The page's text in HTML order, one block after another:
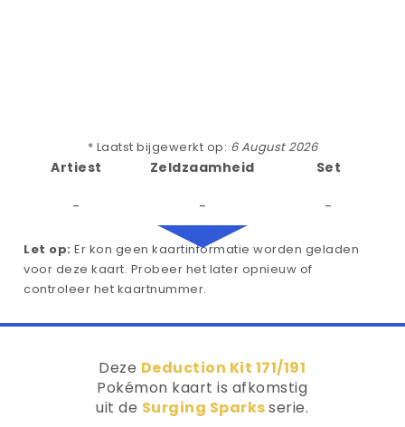
* Laatst bijgewerkt op: 6 August 2026
Artiest
-
Zeldzaamheid
-
Set
-
Let op: Er kon geen kaartinformatie worden geladen
voor deze kaart. Probeer het later opnieuw of
controleer het kaartnummer.
Deze Deduction Kit 171/191
Pokémon kaart is afkomstig
uit de Surging Sparksserie.